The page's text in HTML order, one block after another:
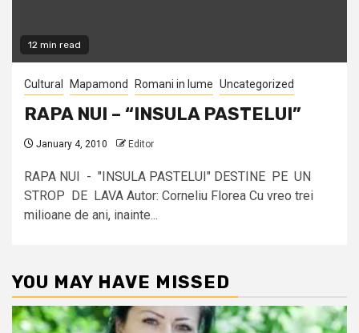
12 min read
Cultural Mapamond Romani in lume Uncategorized
RAPA NUI – “INSULA PASTELUI”
January 4, 2010 Editor
RAPA NUI - "INSULA PASTELUI" DESTINE PE UN
STROP DE LAVA Autor: Corneliu Florea Cu vreo trei
milioane de ani, inainte...
YOU MAY HAVE MISSED